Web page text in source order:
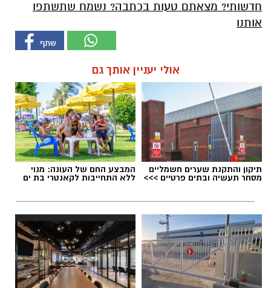
חדשותי? מצאתם טעות בכתבה? נשמח שתשתפו
אותנו
אולי יעניין אותך גם
תיקון והתקנת שערים חשמליים
מסחר תעשיה ובתים פרטיים >>>
המבצע החם של העונה: מנוי
ללא התחייבות לקאנטרי בת ים